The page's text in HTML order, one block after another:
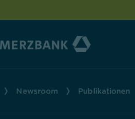
Newsroom Publikationen